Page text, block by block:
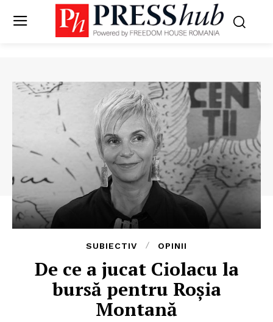
SUBIECTIV OPINII
De ce a jucat Ciolacu la
bursă pentru Roșia
Montană